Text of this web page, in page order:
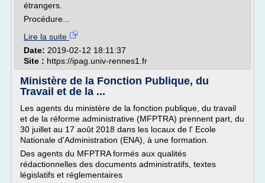
étrangers.
Procédure...
Lire la suite
Date: 2019-02-12 18:11:37
Site : https://ipag.univ-rennes1.fr
Ministère de la Fonction Publique, du
Travail et de la ...
Les agents du ministère de la fonction publique, du travail
et de la réforme administrative (MFPTRA) prennent part, du
30 juillet au 17 août 2018 dans les locaux de l' Ecole
Nationale d'Administration (ENA), à une formation.
Des agents du MFPTRA formés aux qualités
rédactionnelles des documents administratifs, textes
législatifs et réglementaires